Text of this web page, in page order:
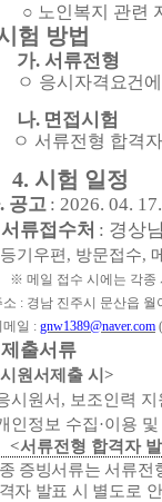
○ 노인복지 관련
험 방법
가.서류전형
ㅇ 응시자격 요건
나. 면접시험
ㅇ 서류전형 합격
4. 시험 일정
. 공고 : 2026. 04.
서류접수처 : 경상
등기우편 , 방문접수,
※메일 접수 시에는 각
소 : 경남 진주시 문산읍
메일 : gnw1389@naver.com (
제출서류
원서제출 시 >
시원서 , 보조인력
인정보 수집·이용 및
<서류전형 합격자
증빙서류는 서류전
자 발표 시 별도로